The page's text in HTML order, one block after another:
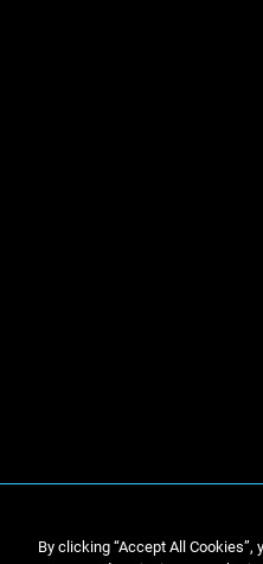
By clicking “Accept All